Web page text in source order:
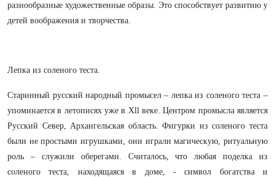
разнообразные художественные образы. Это способствует развитию у
детей воображения и творчества.
Лепка из соленого теста.
Старинный русский народный промысел – лепка из соленого теста –
упоминается в летописях уже в Xll веке. Центром промысла является
Русский Север, Архангельская область. Фигурки из соленого теста
были не простыми игрушками, они играли магическую, ритуальную
роль – служили оберегами. Считалось, что любая поделка из
соленого теста, находящаяся в доме, - символ богатства и